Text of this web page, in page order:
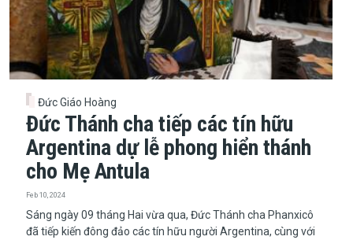
Đức Giáo Hoàng
Đức Thánh cha tiếp các tín hữu
Argentina dự lễ phong hiển thánh
cho Mẹ Antula
Feb 10, 2024
​​​​​​​Sáng ngày 09 tháng Hai vừa qua, Đức Thánh cha Phanxicô
đã tiếp kiến đông đảo các tín hữu người Argentina, cùng với